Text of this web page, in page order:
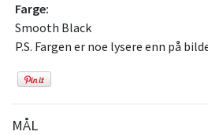
Farge:
Smooth Black
P.S. Fargen er noe lysere enn på
MÅL